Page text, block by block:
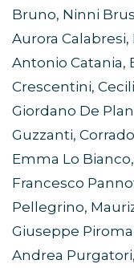
Bruno, Ninni
Aurora Calabresi,
Antonio Catania,
Crescentini,
Giordano De
Guzzanti,
Emma Lo
Francesco
Pellegrino,
Giuseppe
Andrea